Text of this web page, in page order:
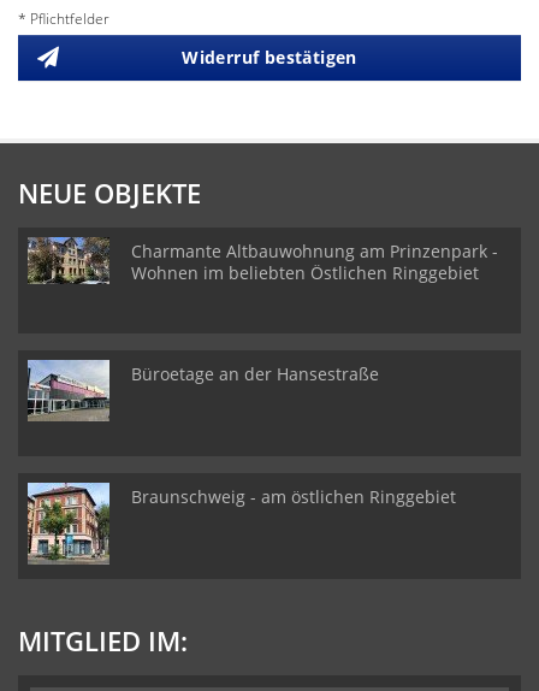
* Pflichtfelder
Widerruf bestätigen
NEUE OBJEKTE
Charmante Altbauwohnung am Prinzenpark -
Wohnen im beliebten Östlichen Ringgebiet
Büroetage an der Hansestraße
Braunschweig - am östlichen Ringgebiet
MITGLIED IM: